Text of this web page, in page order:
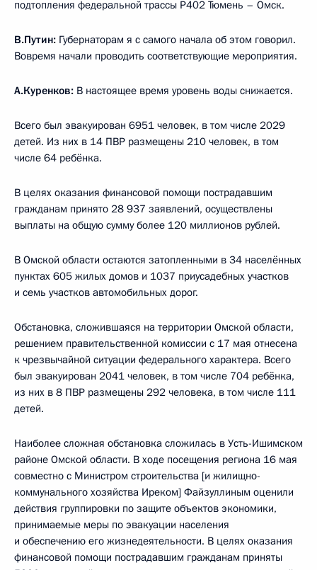
подтопления федеральной трассы Р402 Тюмень – Омск.
В.Путин: Губернаторам я с самого начала об этом говорил.
Вовремя начали проводить соответствующие мероприятия.
А.Куренков: В настоящее время уровень воды снижается.
Всего был эвакуирован 6951 человек, в том числе 2029
детей. Из них в 14 ПВР размещены 210 человек, в том
числе 64 ребёнка.
В целях оказания финансовой помощи пострадавшим
гражданам принято 28 937 заявлений, осуществлены
выплаты на общую сумму более 120 миллионов рублей.
В Омской области остаются затопленными в 34 населённых
пунктах 605 жилых домов и 1037 приусадебных участков
и семь участков автомобильных дорог.
Обстановка, сложившаяся на территории Омской области,
решением правительственной комиссии с 17 мая отнесена
к чрезвычайной ситуации федерального характера. Всего
был эвакуирован 2041 человек, в том числе 704 ребёнка,
из них в 8 ПВР размещены 292 человека, в том числе 111
детей.
Наиболее сложная обстановка сложилась в Усть-Ишимском
районе Омской области. В ходе посещения региона 16 мая
совместно с Министром строительства [и жилищно-
коммунального хозяйства Иреком] Файзуллиным оценили
действия группировки по защите объектов экономики,
принимаемые меры по эвакуации населения
и обеспечению его жизнедеятельности. В целях оказания
финансовой помощи пострадавшим гражданам приняты